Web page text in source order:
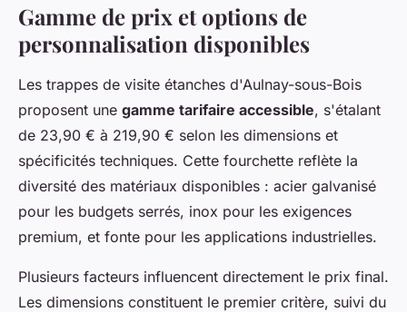
Gamme de prix et options de
personnalisation disponibles
Les trappes de visite étanches d'Aulnay-sous-Bois
proposent une gamme tarifaire accessible, s'étalant
de 23,90 € à 219,90 € selon les dimensions et
spécificités techniques. Cette fourchette reflète la
diversité des matériaux disponibles : acier galvanisé
pour les budgets serrés, inox pour les exigences
premium, et fonte pour les applications industrielles.
Plusieurs facteurs influencent directement le prix final.
Les dimensions constituent le premier critère, suivi du